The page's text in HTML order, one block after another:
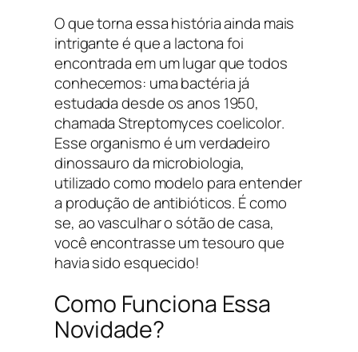
O que torna essa história ainda mais
intrigante é que a lactona foi
encontrada em um lugar que todos
conhecemos: uma bactéria já
estudada desde os anos 1950,
chamadaStreptomyces coelicolor.
Esse organismo é um verdadeiro
dinossauro da microbiologia,
utilizado como modelo para entender
a produção de antibióticos. É como
se, ao vasculhar o sótão de casa,
você encontrasse um tesouro que
havia sido esquecido!
Como Funciona Essa
Novidade?